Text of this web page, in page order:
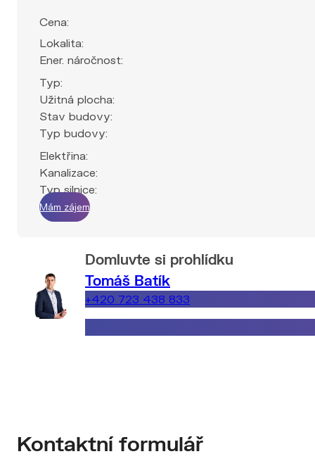
Cena:
Lokalita:
Ener. náročnost:
Typ:
Užitná plocha:
Stav budovy:
Typ budovy:
Elektřina:
Kanalizace:
Typ silnice:
Mám zájem
Domluvte si prohlídku
Tomáš Batík
+420 723 438 833
Kontaktní formulář